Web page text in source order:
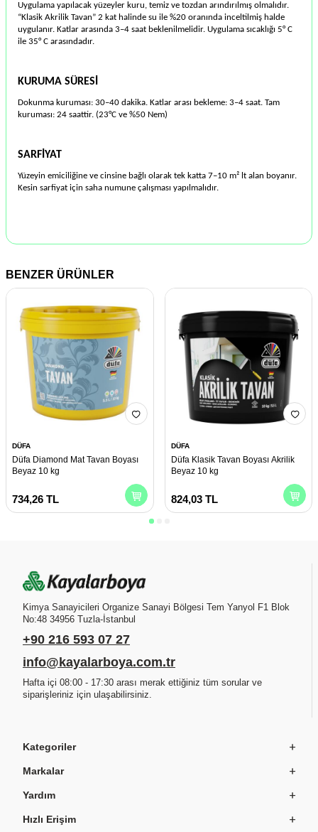
Uygulama yapılacak yüzeyler kuru, temiz ve tozdan arındırılmış olmalıdır.
“Klasik Akrilik Tavan” 2 kat halinde su ile %20 oranında inceltilmiş halde
uygulanır. Katlar arasında 3–4 saat beklenilmelidir. Uygulama sıcaklığı 5° C
ile 35° C arasındadır.
KURUMA SÜRESİ
Dokunma kuruması: 30–40 dakika. Katlar arası bekleme: 3–4 saat. Tam
kuruması: 24 saattir. (23°C ve %50 Nem)
SARFİYAT
Yüzeyin emiciliğine ve cinsine bağlı olarak tek katta 7–10 m² lt alan boyanır.
Kesin sarfiyat için saha numune çalışması yapılmalıdır.
BENZER ÜRÜNLER
DÜFA
Düfa Diamond Mat Tavan Boyası
Beyaz 10 kg
734,26 TL
DÜFA
Düfa Klasik Tavan Boyası Akrilik
Beyaz 10 kg
824,03TL
Kimya Sanayicileri Organize Sanayi Bölgesi Tem Yanyol F1 Blok
No:48 34956 Tuzla-İstanbul
+90 216 593 07 27
info@kayalarboya.com.tr
Hafta içi 08:00 - 17:30 arası merak ettiğiniz tüm sorular ve
siparişleriniz için ulaşabilirsiniz.
Kategoriler
Markalar
Yardım
Hızlı Erişim